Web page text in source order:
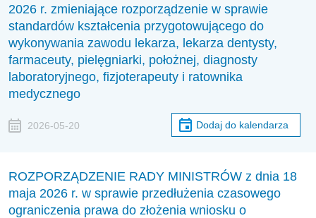
2026 r. zmieniające rozporządzenie w sprawie
standardów kształcenia przygotowującego do
wykonywania zawodu lekarza, lekarza dentysty,
farmaceuty, pielęgniarki, położnej, diagnosty
laboratoryjnego, fizjoterapeuty i ratownika
medycznego
2026-05-20 Dodaj do kalendarza
ROZPORZĄDZENIE RADY MINISTRÓW z dnia 18
maja 2026 r. w sprawie przedłużenia czasowego
ograniczenia prawa do złożenia wniosku o